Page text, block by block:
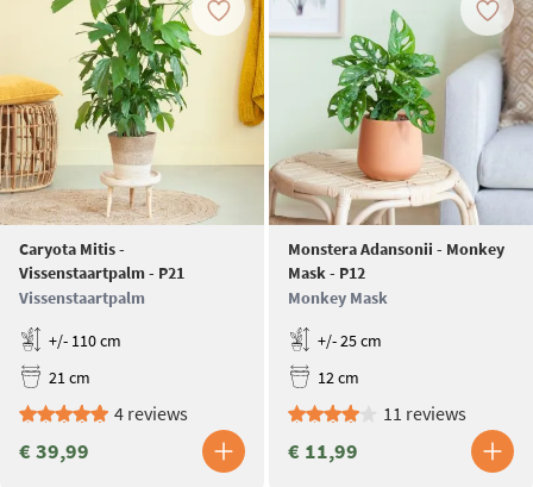
Caryota Mitis -
Vissenstaartpalm - P21
Vissenstaartpalm
+/- 110 cm
21 cm
4 reviews
€ 39,99
Monstera Adansonii - Monkey
Mask - P12
Monkey Mask
+/- 25 cm
12 cm
11 reviews
€ 11,99